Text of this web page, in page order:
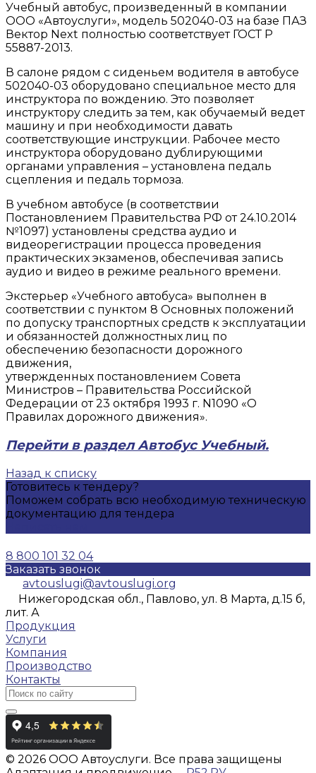
Учебный автобус, произведенный в компании
ООО «Автоуслуги», модель 502040-03 на базе ПАЗ
Вектор Next полностью соответствует ГОСТ Р
55887-2013.
В салоне рядом с сиденьем водителя в автобусе
502040-03 оборудовано специальное место для
инструктора по вождению. Это позволяет
инструктору следить за тем, как обучаемый ведет
машину и при необходимости давать
соответствующие инструкции. Рабочее место
инструктора оборудовано дублирующими
органами управления – установлена педаль
сцепления и педаль тормоза.
В учебном автобусе (в соответствии
Постановлением Правительства РФ от 24.10.2014
№1097) установлены средства аудио и
видеорегистрации процесса проведения
практических экзаменов, обеспечивая запись
аудио и видео в режиме реального времени.
Экстерьер «Учебного автобуса» выполнен в
соответствии с пунктом 8 Основных положений
по допуску транспортных средств к эксплуатации
и обязанностей должностных лиц по
обеспечению безопасности дорожного
движения,
утвержденных постановлением Совета
Министров – Правительства Российской
Федерации от 23 октября 1993 г. N1090 «О
Правилах дорожного движения».
Перейти в раздел Автобус Учебный.
Назад к списку
Готовитесь к тендеру?
Поможем собрать всю необходимую техническую
документацию для тендера
8 800 101 32 04
Заказать звонок
avtouslugi@avtouslugi.org
Нижегородская обл., Павлово, ул. 8 Марта, д.15 б,
лит. А
Продукция
Услуги
Компания
Производство
Контакты
© 2026 ООО Автоуслуги. Все права защищены